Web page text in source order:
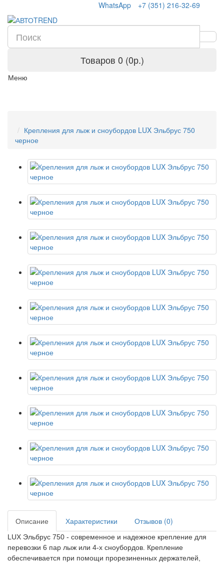
WhatsApp +7 (351) 216-32-69
Товаров 0 (0р.)
Меню
Крепления для лыж и сноубордов LUX Эльбрус 750
черное
Описание Характеристики Отзывов (0)
LUX Эльбрус 750 - современное и надежное крепление для
перевозки 6 пар лыж или 4-х сноубордов. Крепление
обеспечивается при помощи прорезиненных держателей,